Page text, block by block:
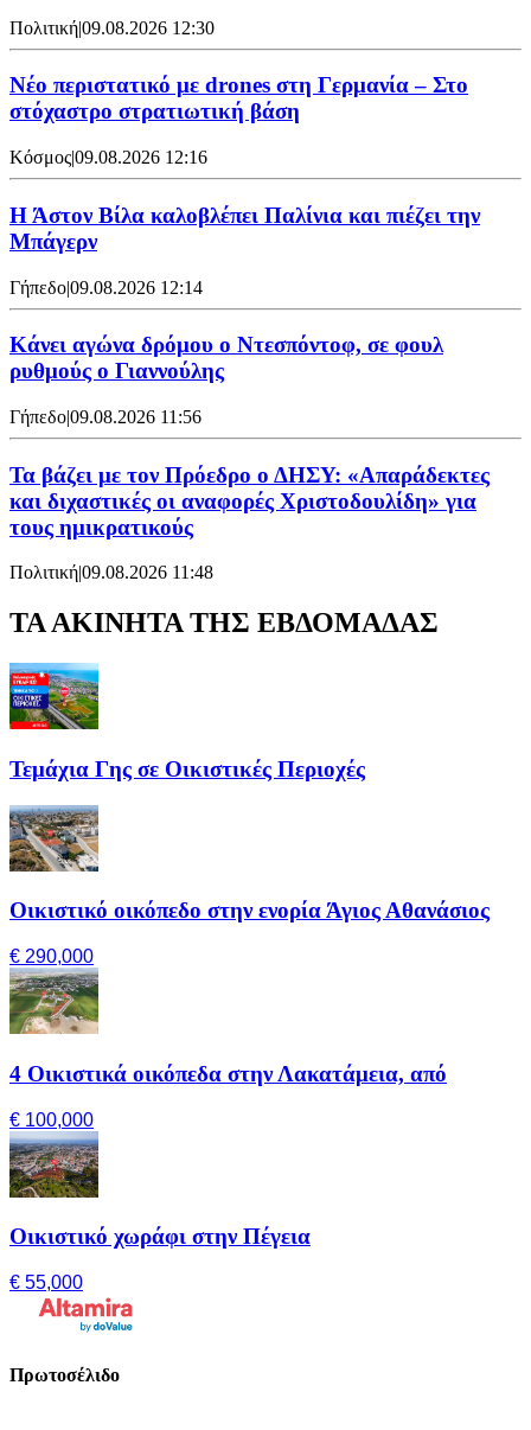
Πολιτική|09.08.2026 12:30
Νέο περιστατικό με drones στη Γερμανία – Στο
στόχαστρο στρατιωτική βάση
Κόσμος|09.08.2026 12:16
Η Άστον Βίλα καλοβλέπει Παλίνια και πιέζει την
Μπάγερν
Γήπεδο|09.08.2026 12:14
Kάνει αγώνα δρόμου ο Ντεσπόντοφ, σε φουλ
ρυθμούς ο Γιαννούλης
Γήπεδο|09.08.2026 11:56
Τα βάζει με τον Πρόεδρο ο ΔΗΣΥ: «Απαράδεκτες
και διχαστικές οι αναφορές Χριστοδουλίδη» για
τους ημικρατικούς
Πολιτική|09.08.2026 11:48
ΤΑ ΑΚΙΝΗΤΑ ΤΗΣ ΕΒΔΟΜΑΔΑΣ
Τεμάχια Γης σε Οικιστικές Περιοχές
Οικιστικό οικόπεδο στην ενορία Άγιος Αθανάσιος
€ 290,000
4 Οικιστικά οικόπεδα στην Λακατάμεια, από
€ 100,000
Οικιστικό χωράφι στην Πέγεια
€ 55,000
Πρωτοσέλιδο